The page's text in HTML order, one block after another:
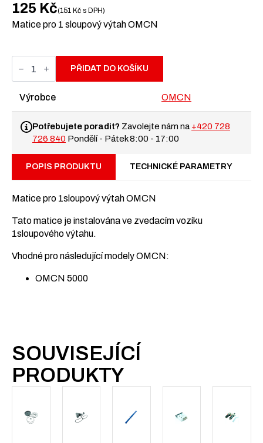
125 Kč 151 Kč s DPH
Matice pro 1 sloupový výtah OMCN
Matka
pro
OMCN
500
PŘIDAT DO KOŠÍKU
Výrobce OMCN
Potřebujete poradit? Zavolejte nám na +420 728
726 840 Pondělí - Pátek 8:00 - 17:00
POPIS PRODUKTU TECHNICKÉ PARAMETRY
Matice pro 1sloupový výtah OMCN
Tato matice je instalována ve zvedacím vozíku
1sloupového výtahu.
Vhodné pro následující modely OMCN:
OMCN 5000
SOUVISEJÍCÍ
PRODUKTY